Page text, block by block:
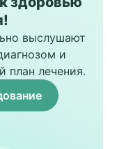
выслушают
и
план лечения.